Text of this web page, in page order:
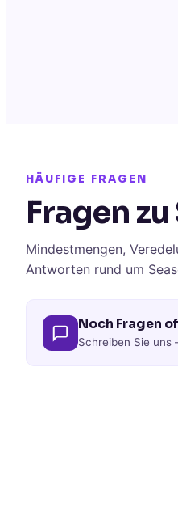
HÄUFIGE FRAGEN
Fragen
Mindestmengen,
Antworten rund um
Noch Fragen
Schreiben Sie uns